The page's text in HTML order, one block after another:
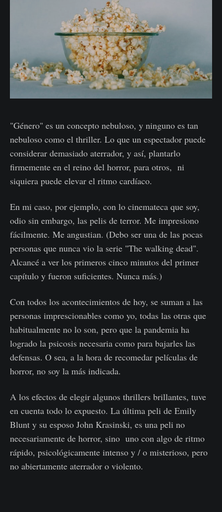
"Género" es un concepto nebuloso, y ninguno es tan
nebuloso como el thriller. Lo que un espectador puede
considerar demasiado aterrador, y así, plantarlo
firmemente en el reino del horror, para otros, ni
siquiera puede elevar el ritmo cardíaco.
En mi caso, por ejemplo, con lo cinemateca que soy,
odio sin embargo, las pelis de terror. Me impresiono
fácilmente. Me angustian. (Debo ser una de las pocas
personas que nunca vio la serie "The walking dead".
Alcancé a ver los primeros cinco minutos del primer
capítulo y fueron suficientes. Nunca más.)
Con todos los acontecimientos de hoy, se suman a las
personas imprescionables como yo, todas las otras que
habitualmente no lo son, pero que la pandemia ha
logrado la psicosis necesaria como para bajarles las
defensas. O sea, a la hora de recomedar películas de
horror, no soy la más indicada.
A los efectos de elegir algunos thrillers brillantes, tuve
en cuenta todo lo expuesto. La última peli de Emily
Blunt y su esposo John Krasinski, es una peli no
necesariamente de horror, sino uno con algo de ritmo
rápido, psicológicamente intenso y / o misterioso, pero
no abiertamente aterrador o violento.